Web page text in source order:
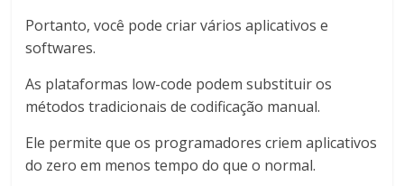
Portanto, você pode criar vários aplicativos e
softwares.
As plataformas low-code podem substituir os
métodos tradicionais de codificação manual.
Ele permite que os programadores criem aplicativos
do zero em menos tempo do que o normal.